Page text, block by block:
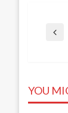
YOU